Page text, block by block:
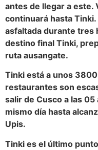
antes de llegar a este.
continuará hasta
asfaltada durante tres
destino final Tinki,
ruta ausangate.
Tinki está a unos
restaurantes son
salir de Cusco a las
mismo día hasta
Upis.
Tinki es el último